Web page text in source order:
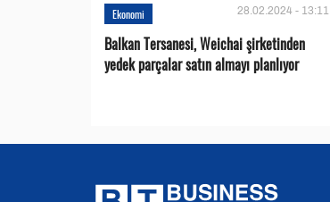
Ekonomi 28.02.2024 - 13:11
Balkan Tersanesi, Weichai şirketinden
yedek parçalar satın almayı planlıyor